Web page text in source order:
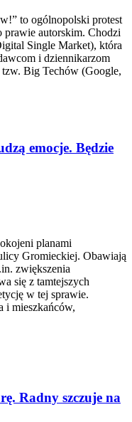
to ogólnopolski protest
autorskim. Chodzi
Single Market), która
i dziennikarzom
Big Techów (Google,
emocje. Będzie
planami
Gromieckiej. Obawiają
zwiększenia
się z tamtejszych
w tej sprawie.
i mieszkańców,
Radny szczuje na